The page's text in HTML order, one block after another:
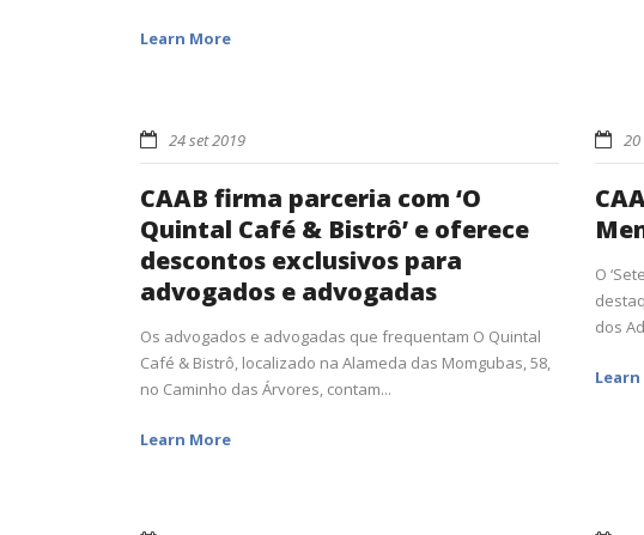
Learn More
24 set 2019
CAAB firma parceria com ‘O
Quintal Café & Bistrô’ e oferece
descontos exclusivos para
advogados e advogadas
Os advogados e advogadas que frequentam O Quintal
Café & Bistrô, localizado na Alameda das Momgubas, 58,
no Caminho das Árvores, contam...
Learn More
20
O
dos